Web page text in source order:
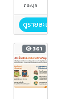
กระปุก
ดูรายละเอียด
361